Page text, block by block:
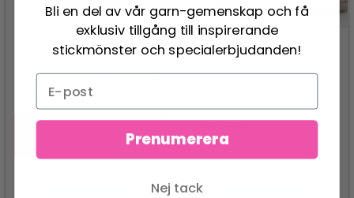
SCHEEPJES CATONA
24.95 SEK 30.95 SEK
Erbjudandet upphör
Pris från26.95 SEK
Bli en del av vår garn-gemenskap och få
exklusiv tillgång till inspirerande
stickmönster och specialerbjudanden!
Prenumerera
Nej tack